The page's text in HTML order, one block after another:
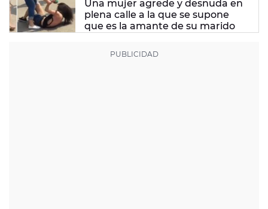
Una mujer agrede y desnuda en
plena calle a la que se supone
que es la amante de su marido